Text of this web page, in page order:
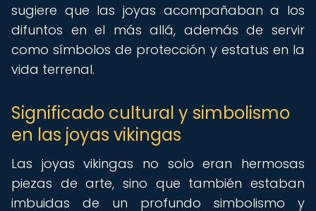
sugiere que las joyas acompañaban a los
difuntos en el más allá, además de servir
como símbolos de protección y estatus en la
vida terrenal.
Significado cultural y simbolismo
en las joyas vikingas
Las joyas vikingas no solo eran hermosas
piezas de arte, sino que también estaban
imbuidas de un profundo simbolismo y